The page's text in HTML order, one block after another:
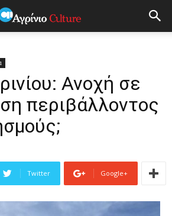
Ανοχή σε
περιβάλλοντος
Twitter Google+